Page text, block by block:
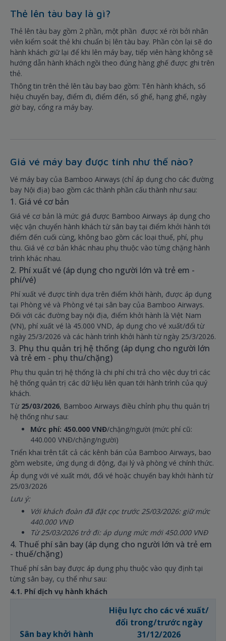
Thẻ lên tàu bay là gì?
Thẻ lên tàu bay gồm 2 phần, một phần được xé rời bởi nhân
viên kiểm soát thẻ khi chuẩn bị lên tàu bay. Phần còn lại sẽ do
hành khách giữ lại để khi lên máy bay, tiếp viên hàng không sẽ
hướng dẫn hành khách ngồi theo đúng hàng ghế được ghi trên
thẻ.
Thông tin trên thẻ lên tàu bay bao gồm: Tên hành khách, số
hiệu chuyến bay, điểm đi, điểm đến, số ghế, hạng ghế, ngày
giờ bay, cổng ra máy bay.
Giá vé máy bay được tính như thế nào?
Vé máy bay của Bamboo Airways (chỉ áp dụng cho các đường
bay Nội địa) bao gồm các thành phần cấu thành như sau:
1. Giá vé cơ bản
Giá vé cơ bản là mức giá được Bamboo Airways áp dụng cho
việc vận chuyển hành khách từ sân bay tại điểm khởi hành tới
điểm đến cuối cùng, không bao gồm các loại thuế, phí, phụ
thu. Giá vé cơ bản khác nhau phụ thuộc vào từng chặng hành
trình khác nhau.
2. Phí xuất vé (áp dụng cho người lớn và trẻ em -
phí/vé)
Phí xuất vé được tính dựa trên điểm khởi hành, được áp dụng
tại Phòng vé và Phòng vé tại sân bay của Bamboo Airways.
Đối với các đường bay nội địa, điểm khởi hành là Việt Nam
(VN), phí xuất vé là 45.000 VND, áp dụng cho vé xuất/đổi từ
ngày 25/3/2026 và các hành trình khởi hành từ ngày 25/3/2026.
3. Phụ thu quản trị hệ thống (áp dụng cho người lớn
và trẻ em - phụ thu/chặng)
Phụ thu quản trị hệ thống là chi phí chi trả cho việc duy trì các
hệ thống quản trị các dữ liệu liên quan tới hành trình của quý
khách.
Từ 25/03/2026, Bamboo Airways điều chỉnh phụ thu quản trị
hệ thống như sau:
Mức phí: 450.000 VNĐ/chặng/người (mức phí cũ:
440.000 VNĐ/chặng/người)
Triển khai trên tất cả các kênh bán của Bamboo Airways, bao
gồm website, ứng dụng di động, đại lý và phòng vé chính thức.
Áp dụng với vé xuất mới, đổi vé hoặc chuyến bay khởi hành từ
25/03/2026
Lưu ý:
Với khách đoàn đã đặt cọc trước 25/03/2026: giữ mức
440.000 VNĐ
Từ 25/03/2026 trở đi: áp dụng mức mới 450.000 VNĐ
4. Thuế phí sân bay (áp dụng cho người lớn và trẻ em
- thuế/chặng)
Thuế phí sân bay được áp dụng phụ thuộc vào quy định tại
từng sân bay, cụ thể như sau:
4.1. Phí dịch vụ hành khách
Sân bay khởi hành
Hiệu lực cho các vé xuất/
đổi trong/trước ngày
31/12/2026